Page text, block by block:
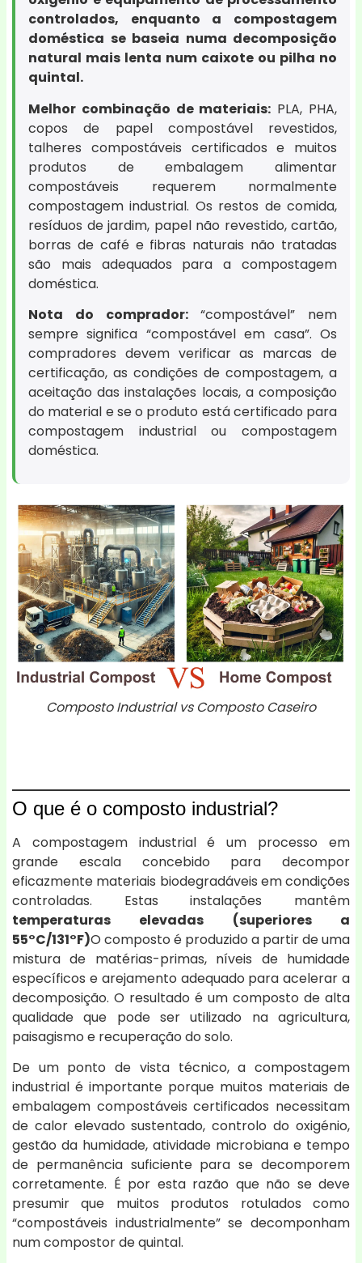
controlados, enquanto a compostagem
doméstica se baseia numa decomposição
natural mais lenta num caixote ou pilha no
quintal.
Melhor combinação de materiais: PLA, PHA,
copos de papel compostável revestidos,
talheres compostáveis certificados e muitos
produtos de embalagem alimentar
compostáveis requerem normalmente
compostagem industrial. Os restos de comida,
resíduos de jardim, papel não revestido, cartão,
borras de café e fibras naturais não tratadas
são mais adequados para a compostagem
doméstica.
Nota do comprador:“compostável” nem
sempre significa “compostável em casa”. Os
compradores devem verificar as marcas de
certificação, as condições de compostagem, a
aceitação das instalações locais, a composição
do material e se o produto está certificado para
compostagem industrial ou compostagem
doméstica.
Composto Industrial vs Composto Caseiro
O que é o composto industrial?
A compostagem industrial é um processo em
grande escala concebido para decompor
eficazmente materiais biodegradáveis em condições
controladas. Estas instalações mantêm
temperaturas elevadas (superiores a
55°C/131°F)O composto é produzido a partir de uma
mistura de matérias-primas, níveis de humidade
específicos e arejamento adequado para acelerar a
decomposição. O resultado é um composto de alta
qualidade que pode ser utilizado na agricultura,
paisagismo e recuperação do solo.
De um ponto de vista técnico, a compostagem
industrial é importante porque muitos materiais de
embalagem compostáveis certificados necessitam
de calor elevado sustentado, controlo do oxigénio,
gestão da humidade, atividade microbiana e tempo
de permanência suficiente para se decomporem
corretamente. É por esta razão que não se deve
presumir que muitos produtos rotulados como
“compostáveis industrialmente” se decomponham
num compostor de quintal.